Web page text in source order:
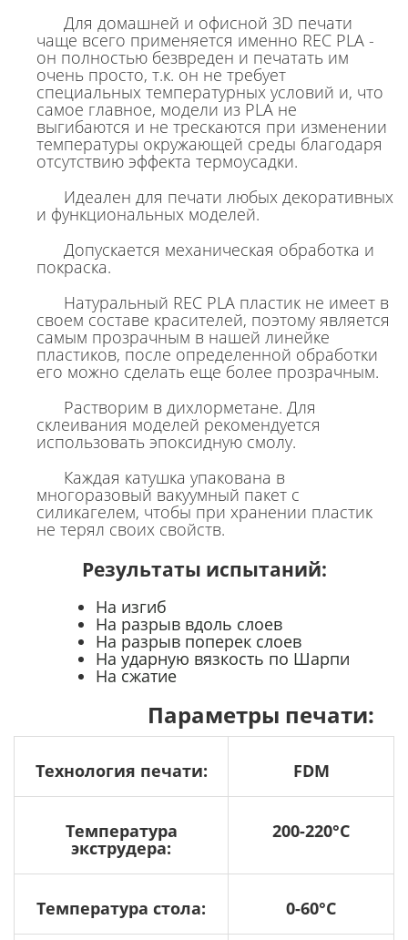
Для домашней и офисной 3D печати
чаще всего применяется именно REC PLA -
он полностью безвреден и печатать им
очень просто, т.к. он не требует
специальных температурных условий и, что
самое главное, модели из PLA не
выгибаются и не трескаются при изменении
температуры окружающей среды благодаря
отсутствию эффекта термоусадки.
Идеален для печати любых декоративных
и функциональных моделей.
Допускается механическая обработка и
покраска.
Натуральный REC PLA пластик не имеет в
своем составе красителей, поэтому является
самым прозрачным в нашей линейке
пластиков, после определенной обработки
его можно сделать еще более прозрачным.
Растворим в дихлорметане. Для
склеивания моделей рекомендуется
использовать эпоксидную смолу.
Каждая катушка упакована в
многоразовый вакуумный пакет с
силикагелем, чтобы при хранении пластик
не терял своих свойств.
Результаты испытаний:
На изгиб
На разрыв вдоль слоев
На разрыв поперек слоев
На ударную вязкость по Шарпи
На сжатие
Параметры печати:
Технология печати: FDM
Температура
экструдера:
200-220°C
Температура стола: 0-60°C